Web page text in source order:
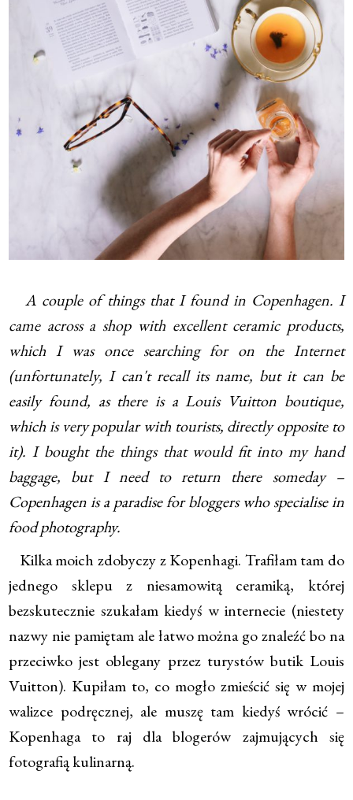
A couple of things that I found in Copenhagen. I
came across a shop with excellent ceramic products,
which I was once searching for on the Internet
(unfortunately, I can't recall its name, but it can be
easily found, as there is a Louis Vuitton boutique,
which is very popular with tourists, directly opposite to
it). I bought the things that would fit into my hand
baggage, but I need to return there someday –
Copenhagen is a paradise for bloggers who specialise in
food photography.
Kilka moich zdobyczy z Kopenhagi. Trafiłam tam do
jednego sklepu z niesamowitą ceramiką, której
bezskutecznie szukałam kiedyś w internecie (niestety
nazwy nie pamiętam ale łatwo można go znaleźć bo na
przeciwko jest oblegany przez turystów butik Louis
Vuitton). Kupiłam to, co mogło zmieścić się w mojej
walizce podręcznej, ale muszę tam kiedyś wrócić –
Kopenhaga to raj dla blogerów zajmujących się
fotografią kulinarną.